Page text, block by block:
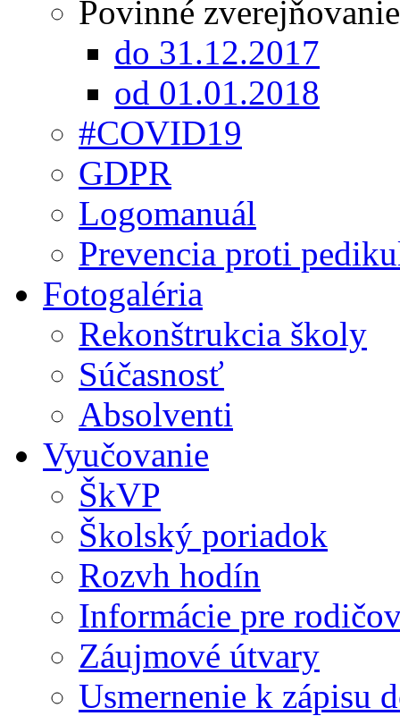
Povinné zverejňovanie
do 31.12.2017
od 01.01.2018
#COVID19
GDPR
Logomanuál
Prevencia proti
Fotogaléria
Rekonštrukcia školy
Súčasnosť
Absolventi
Vyučovanie
ŠkVP
Školský poriadok
Rozvh hodín
Informácie pre
Záujmové útvary
Usmernenie k zápisu